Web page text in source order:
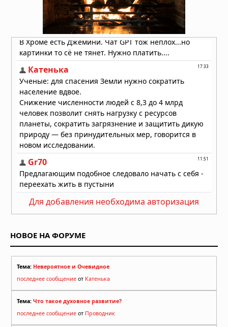
08.08.2026 в 10:45
Подземные тоннели: загадочное
наследие древних цивилизаций
08.08.2026 в 09:00
города
08.08.2026 в 08:36
Для добавления необходима авторизация
НОВОЕ НА ФОРУМЕ
Тема: Невероятное и Очевидное
последнее сообщение от Катенька
Тема: Что такое духовное развитие?
последнее сообщение от Проводник